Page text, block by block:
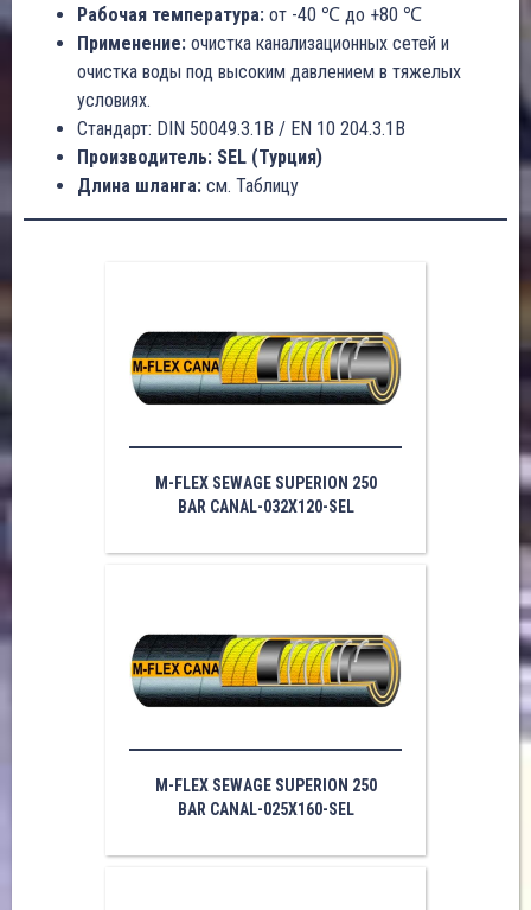
Рабочая температура: от -40 ℃ до +80 ℃
Применение: очистка канализационных сетей и
очистка воды под высоким давлением в тяжелых
условиях.
Стандарт: DIN 50049.3.1B / EN 10 204.3.1B
Производитель: SEL (Турция)
Длина шланга: см. Таблицу
M-FLEX SEWAGE SUPERION 250
BAR CANAL-032X120-SEL
M-FLEX SEWAGE SUPERION 250
BAR CANAL-025X160-SEL